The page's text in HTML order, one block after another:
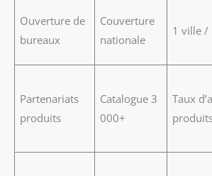
Ouverture de
bureaux
Couverture
nationale
1 ville /
Partenariats
produits
Catalogue 3
000+
Taux